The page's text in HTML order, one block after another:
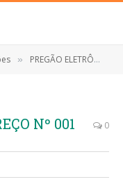
» PREGÃO ELETRÔNICO Nº 032/2023/SRP (CONTRATAÇÃO DE EMPRESA PARA AQUISIÇÃO DE SUPRIMENTOS, EQUIPAMENTOS E ELETRÔNICOS DE INFORMÁTICA, PARA ATENDER AS NECESSIDADES SECRETARIA MUNICIPAL DE SAÚDE DO MUNICÍPIO DE ANAPURUS/MA)
Nº 001 0